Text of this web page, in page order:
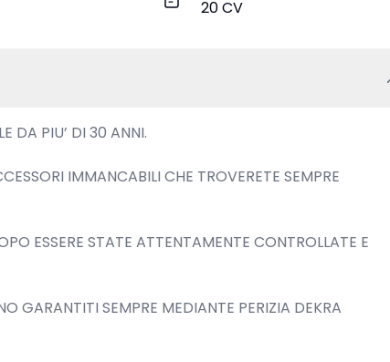
20 CV
DA PIU’ DI 30 ANNI.
IMMANCABILI CHE TROVERETE SEMPRE
ESSERE STATE ATTENTAMENTE CONTROLLATE E
GARANTITI SEMPRE MEDIANTE PERIZIA DEKRA